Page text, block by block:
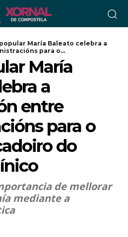
María Baleato celebra a
para o...
María
a
entre
para o
do
de mellorar
mediante a